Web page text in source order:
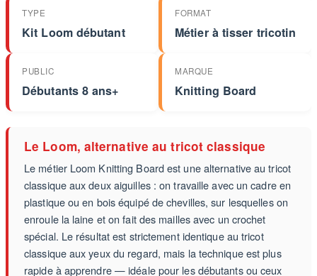
TYPE
Kit Loom débutant
FORMAT
Métier à tisser tricotin
PUBLIC
Débutants 8 ans+
MARQUE
Knitting Board
Le Loom, alternative au tricot classique
Le métier Loom Knitting Board est une alternative au tricot
classique aux deux aiguilles : on travaille avec un cadre en
plastique ou en bois équipé de chevilles, sur lesquelles on
enroule la laine et on fait des mailles avec un crochet
spécial. Le résultat est strictement identique au tricot
classique aux yeux du regard, mais la technique est plus
rapide à apprendre — idéale pour les débutants ou ceux